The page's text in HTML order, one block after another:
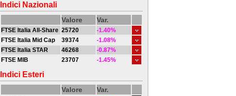
Indici Nazionali
Valore Var.
FTSE Italia All-Share 25720
-1.40%
FTSE Italia Mid Cap
39374
-1.08%
FTSE Italia STAR
46268
-0.87%
FTSE MIB
23707 -1.45%
Indici Esteri
Valore Var.